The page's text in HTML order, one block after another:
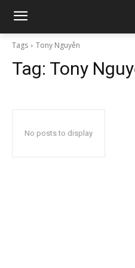
Tags Tony Nguyễn
Tag: Tony
No posts to display